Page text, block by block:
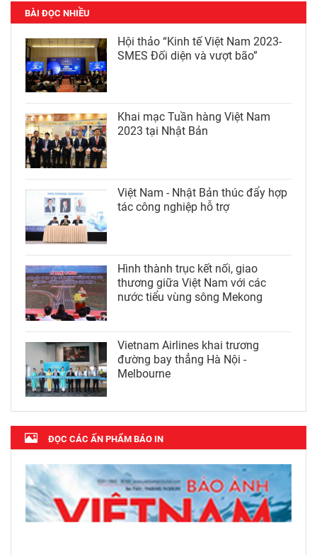
BÀI ĐỌC NHIỀU
Hội thảo “Kinh tế Việt Nam 2023-
SMES Đối diện và vượt bão”
Khai mạc Tuần hàng Việt Nam
2023 tại Nhật Bản
Việt Nam - Nhật Bản thúc đẩy hợp
tác công nghiệp hỗ trợ
Hình thành trục kết nối, giao
thương giữa Việt Nam với các
nước tiểu vùng sông Mekong
Vietnam Airlines khai trương
đường bay thẳng Hà Nội -
Melbourne
ĐỌC CÁC ẤN PHẨM BÁO IN